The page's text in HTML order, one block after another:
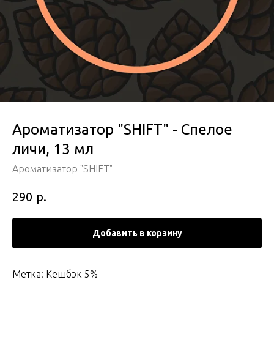
Ароматизатор "SHIFT" - Спелое
личи, 13 мл
Ароматизатор "SHIFT"
290 р.
Добавить в корзину
Метка: Кешбэк 5%